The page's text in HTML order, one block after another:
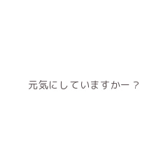
元気にしていますかー？